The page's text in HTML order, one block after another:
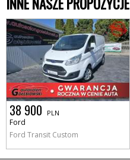
38 900 PLN
Ford
Ford Transit Custom